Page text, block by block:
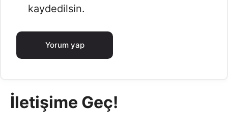
kaydedilsin.
İletişime Geç!